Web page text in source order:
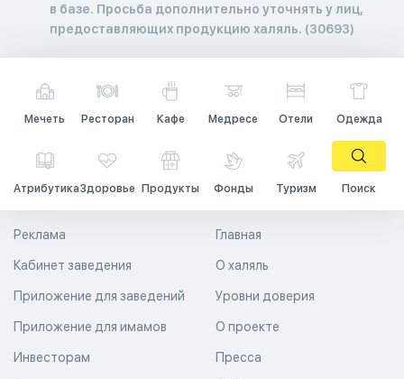
в базе. Просьба дополнительно уточнять у лиц,
предоставляющих продукцию халяль. (30693)
Мечеть Ресторан Кафе Медресе Отели Одежда
АтрибутикаЗдоровье Продукты Фонды Туризм Поиск
Главная
О халяль
Уровни доверия
Реклама
Кабинет заведения
Приложение для заведений
Приложение для имамов О проекте
Пресса
Инвесторам